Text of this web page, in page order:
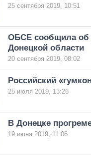
25 сентября 2019, 10:51
ОБСЕ сообщила об
Донецкой области
20 сентября 2019, 08:02
Российский
25 июля 2019, 13:26
В Донецке
19 июня 2019, 11:06